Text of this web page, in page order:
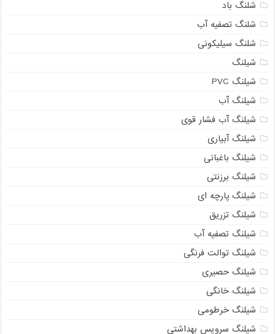
شلنگ باد
شلنگ تصفیه آب
شلنگ سیلیکونی
شیلنگ
شیلنگ PVC
شیلنگ آب
شیلنگ آب فشار قوی
شیلنگ آبیاری
شیلنگ باغبانی
شیلنگ برزنتی
شیلنگ پارچه ای
شیلنگ تزریق
شیلنگ تصفیه آب
شیلنگ توالت فرنگی
شیلنگ حصیری
شیلنگ خانگی
شیلنگ خرطومی
شیلنگ سرویس بهداشتی